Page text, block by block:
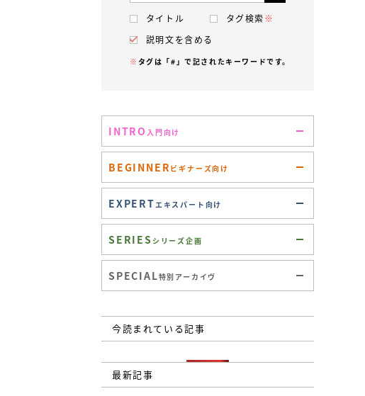
タイトル タグ検索※
説明文を含める
※ タグは「#」で記されたキーワードです。
INTRO 入門向け
BEGINNER ビギナーズ向け
EXPERTエキスパート向け
SERIES シリーズ企画
SPECIAL特別アーカイヴ
今読まれている記事
最新記事